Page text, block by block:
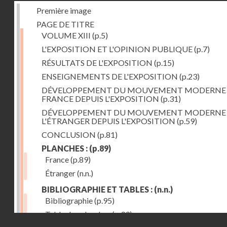
Première image
PAGE DE TITRE
VOLUME XIII (p.5)
L'EXPOSITION ET L'OPINION PUBLIQUE(p.7)
RÉSULTATS DE L'EXPOSITION (p.15)
ENSEIGNEMENTS DE L'EXPOSITION (p.23)
DÉVELOPPEMENT DU MOUVEMENT
FRANCE DEPUIS L'EXPOSITION (p.31)
DÉVELOPPEMENT DU MOUVEMENT
L'ÉTRANGER DEPUIS L'EXPOSITION (p.59)
CONCLUSION (p.81)
PLANCHES : (p.89)
France(p.89)
Étranger(n.n.)
BIBLIOGRAPHIE ET TABLES : (n.n.)
Bibliographie(p.95)
Table des planches(p.99)